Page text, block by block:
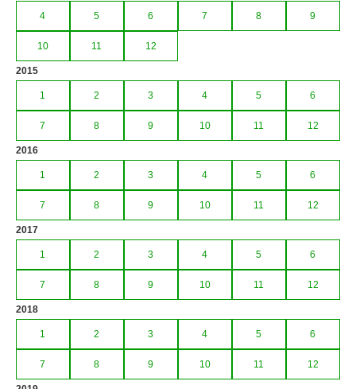
4 5 6 7 8 9
10 11 12
2015
1 2 3 4 5 6
7 8 9 10 11 12
2016
1 2 3 4 5 6
7 8 9 10 11 12
2017
1 2 3 4 5 6
7 8 9 10 11 12
2018
1 2 3 4 5 6
7 8 9 10 11 12